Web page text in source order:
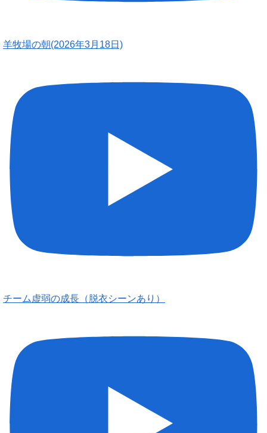
羊牧場の朝(2026年3月18日)
チーム虚弱の成長（脱衣シーンあり）